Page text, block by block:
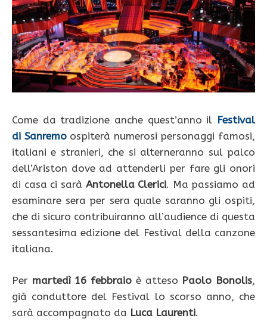
Come da tradizione anche quest’anno il Festival
di Sanremoospiterà numerosi personaggi famosi,
italiani e stranieri, che si alterneranno sul palco
dell’Ariston dove ad attenderli per fare gli onori
di casa ci sarà Antonella Clerici. Ma passiamo ad
esaminare sera per sera quale saranno gli ospiti,
che di sicuro contribuiranno all’audience di questa
sessantesima edizione del Festival della canzone
italiana.
Per martedì 16 febbraio è atteso Paolo Bonolis,
già conduttore del Festival lo scorso anno, che
sarà accompagnato da Luca Laurenti.